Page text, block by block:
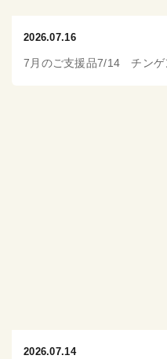
2026.07.16
7月のご支援品7/14 チンゲ
2026.07.14